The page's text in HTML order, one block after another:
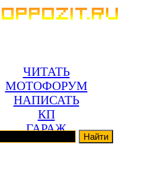
ЧИТАТЬ
МОТОФОРУМ
НАПИСАТЬ
КП
ГАРАЖ